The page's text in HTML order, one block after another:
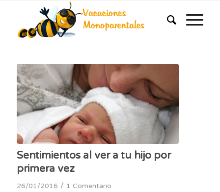
Sentimientos al ver a tu hijo por
primera vez
26/01/2016 / 1 Comentario